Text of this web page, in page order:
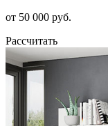
от 50 000 руб.
Рассчитать